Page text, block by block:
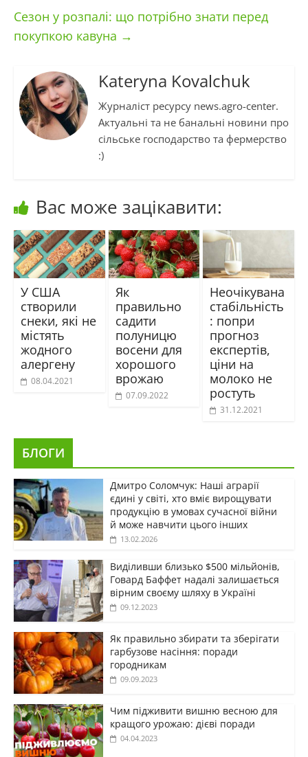
Сезон у розпалі: що потрібно знати перед
покупкою кавуна →
Kateryna Kovalchuk
Журналіст ресурсу news.agro-center.
Актуальні та не банальні новини про
сільське господарство та фермерство
:)
Вас може зацікавити:
У США
створили
снеки, які не
містять
жодного
алергену
08.04.2021
Як
правильно
садити
полуницю
восени для
хорошого
врожаю
07.09.2022
Неочікувана
стабільність
: попри
прогноз
експертів,
ціни на
молоко не
ростуть
31.12.2021
БЛОГИ
Дмитро Соломчук: Наші аграрії
єдині у світі, хто вміє вирощувати
продукцію в умовах сучасної війни
й може навчити цього інших
13.02.2026
Виділивши близько $500 мільйонів,
Говард Баффет надалі залишається
вірним своєму шляху в Україні
09.12.2023
Як правильно збирати та зберігати
гарбузове насіння: поради
городникам
09.09.2023
Чим підживити вишню весною для
кращого урожаю: дієві поради
04.04.2023